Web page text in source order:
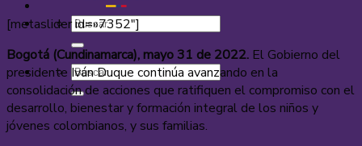
[metaslider id=»7352″]
Bogotá (Cundinamarca), mayo 31 de 2022. El Gobierno del
presidente Iván Duque continúa avanzando en la
consolidación de acciones que ratifiquen el compromiso con el
desarrollo, bienestar y formación integral de los niños y
jóvenes colombianos, y sus familias.